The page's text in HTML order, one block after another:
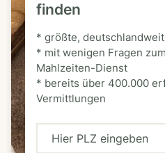
finden
* größte,
* mit wenigen Fragen
Mahlzeiten-Dienst
* bereits über 400.000
Vermittlungen
H